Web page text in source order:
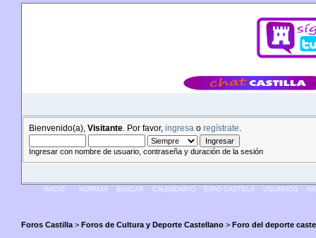
Bienvenido(a), Visitante . Por favor, ingresa o regístrate
Ingresar con nombre de usuario, contraseña y duración de la sesión
INICIO NORMAS BUSCAR CALENDARIO EXPO CASTILLA USUARIOS
Foros Castilla > Foros de Cultura y Deporte Castellano > Foro del deporte